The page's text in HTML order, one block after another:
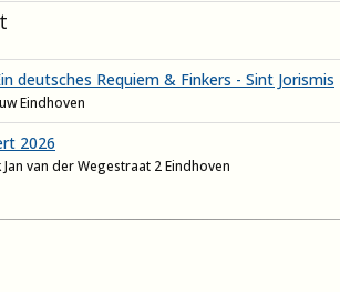
deutsches Requiem & Finkers - Sint Jorismis
Eindhoven
2026
Jan van der Wegestraat 2 Eindhoven